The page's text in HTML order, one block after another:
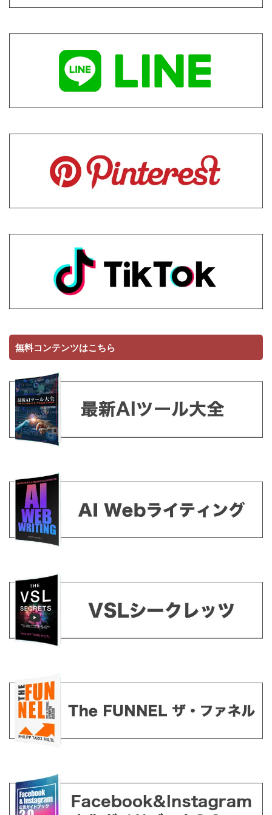
無料コンテンツはこちら